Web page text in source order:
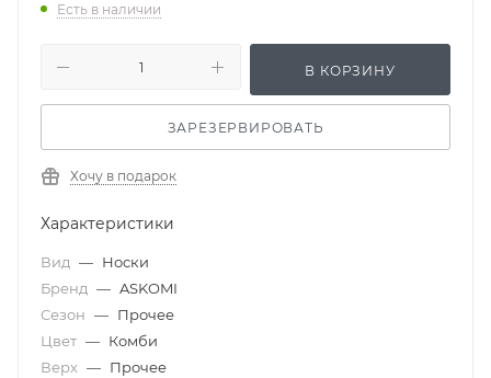
Есть в наличии
В КОРЗИНУ
ЗАРЕЗЕРВИРОВАТЬ
Хочу в подарок
Характеристики
Вид — Носки
Бренд — ASKOMI
Сезон — Прочее
Цвет — Комби
Верх — Прочее